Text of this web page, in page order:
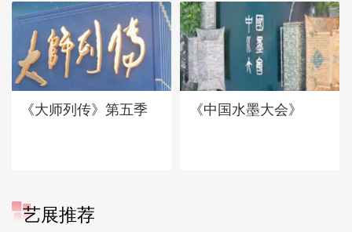
《大师列传》第五季 《中国水墨大会》
艺展推荐